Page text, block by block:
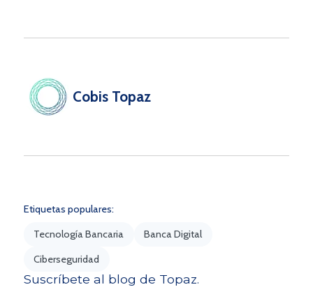
Cobis Topaz
Etiquetas populares:
Tecnología Bancaria
Banca Digital
Ciberseguridad
Suscríbete al blog de Topaz.